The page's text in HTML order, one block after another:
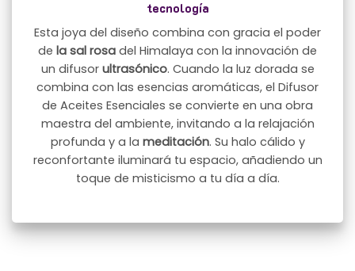
tecnología
Esta joya del diseño combina con gracia el poder
de la sal rosa del Himalaya con la innovación de
un difusorultrasónico. Cuando la luz dorada se
combina con las esencias aromáticas, el Difusor
de Aceites Esenciales se convierte en una obra
maestra del ambiente, invitando a la relajación
profunda y a la meditación. Su halo cálido y
reconfortante iluminará tu espacio, añadiendo un
toque de misticismo a tu día a día.